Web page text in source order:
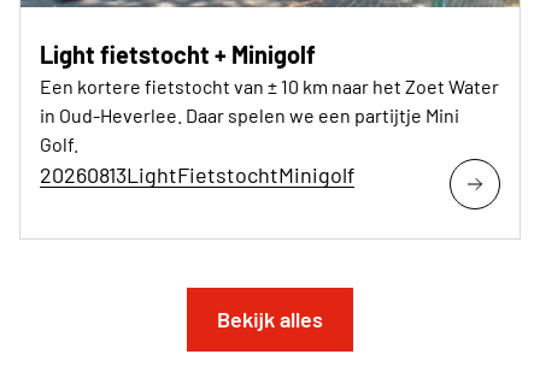
Light fietstocht + Minigolf
Een kortere fietstocht van ± 10 km naar het Zoet Water
in Oud-Heverlee. Daar spelen we een partijtje Mini
Golf.
20260813LightFietstochtMinigolf
Bekijk alles